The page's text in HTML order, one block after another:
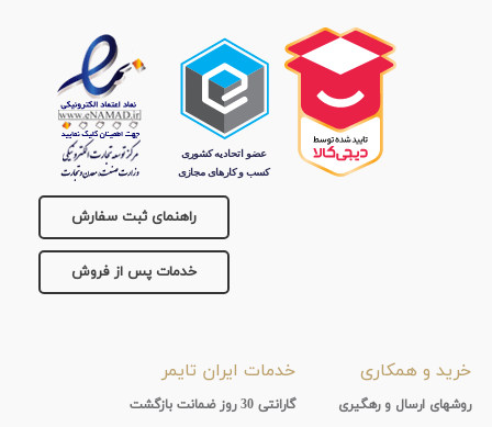
راهنمای ثبت سفارش
خدمات پس از فروش
خرید و همکاری
روشهای ارسال و رهگیری
خدمات ایران تایمر
گارانتی 30 روز ضمانت بازگشت